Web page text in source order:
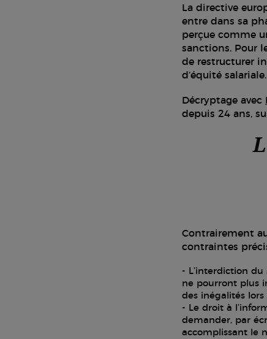
La directive
entre dans sa
perçue comme
sanctions. Pour
de restructurer
d’équité salariale.
Décryptage avec
depuis 24 ans,
Contrairement
contraintes
L’interdiction
ne pourront plus
des inégalités
Le droit à
demander, par
accomplissant le